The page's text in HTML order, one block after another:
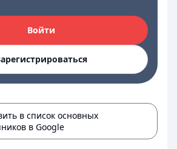
Войти
в список основных
в Google